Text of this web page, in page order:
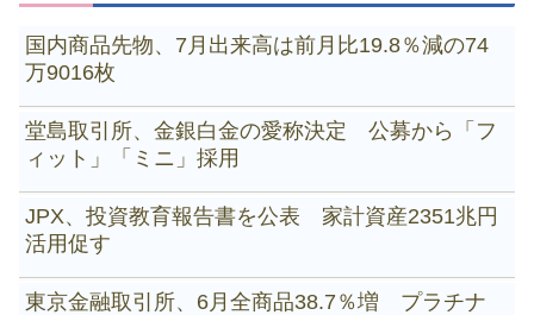
国内商品先物、7月出来高は前月比19.8％減の74
万9016枚
堂島取引所、金銀白金の愛称決定 公募から「フ
ィット」「ミニ」採用
JPX、投資教育報告書を公表 家計資産2351兆円
活用促す
東京金融取引所、6月全商品38.7％増 プラチナ